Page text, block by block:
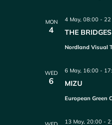
MON
4 THE
4 May, 08:00 -22
Nordland Visual
WED
6 MIZU
6 May, 16:00 -
European Green
13 May, 20:00 -